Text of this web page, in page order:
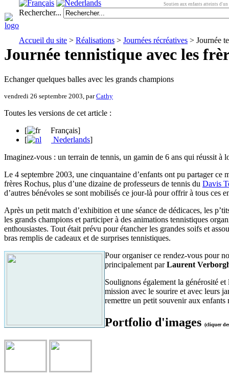
Soutien aux enfants atteints d'un
Rechercher...
Accueil du site > Réalisations > Journées récréatives > Journée
Journée tennistique avec les
Echanger quelques balles avec les grands champions
vendredi 26 septembre 2003, parCathy
Toutes les versions de cet article :
[
Français]
[
Nederlands]
Imaginez-vous : un terrain de tennis, un gamin de 6 ans qui réussit à
Le 4 septembre 2003, une cinquantaine d’enfants ont pu partager
frères Rochus, plus d’une dizaine de professeurs de tennis du Davis
d’autres bénévoles se sont mobilisés ce jour-là pour offrir à tous ces
Après un petit match d’exhibition et une séance de dédicaces, les
les grands champions et participer à des animations tennistiques
enthousiastes. Tout était prévu pour étancher les grandes soifs et
bras remplis de cadeaux et de surprises tennistiques.
Pour organiser ce rendez-vous pour
principalement parLaurent
Soulignons également la générosité
mission avec le sourire et avec leurs
remettre un petit souvenir aux
Portfolio d'images (cliquer